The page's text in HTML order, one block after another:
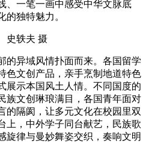
、一笔一画中感受中华文脉底
的独特魅力。
史轶夫 摄
异域风情扑面而来。各国留学
色文创产品，亲手烹制地道特色
展示本国风土人情。不同国度的
族文创琳琅满目，各国青年面对
的隔阂，让多元文化在校园里双
上，中外学子同台献艺，民族歌
旋律与曼妙舞姿交织，奏响文明